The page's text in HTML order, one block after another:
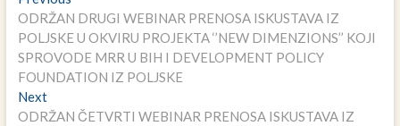
članaka
post:
ODRŽAN DRUGI WEBINAR PRENOSA ISKUSTAVA IZ
POLJSKE U OKVIRU PROJEKTA ‘’NEW DIMENZIONS’’ KOJI
SPROVODE MRR U BIH I DEVELOPMENT POLICY
FOUNDATION IZ POLJSKE
NextNext
post:
ODRŽAN ČETVRTI WEBINAR PRENOSA ISKUSTAVA IZ